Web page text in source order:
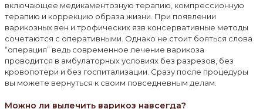
включающее медикаментозную терапию, компрессионную
терапию и коррекцию образа жизни. При появлении
варикозных вен и трофических язв консервативные методы
сочетаются с оперативными. Однако не стоит бояться слова
“операция” ведь современное лечение варикоза
проводится в амбулаторных условиях без разрезов, без
кровопотери и без госпитализации. Сразу после процедуры
вы можете вернуться к своим повседневным делам.
Можно ли вылечить варикоз навсегда?